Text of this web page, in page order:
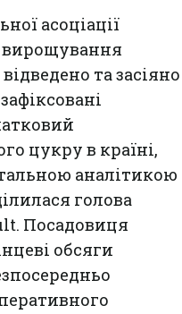
асоціації
вирощування
та засіяно
цукру в країні,
аналітикою
голова
Посадовиця
обсяги